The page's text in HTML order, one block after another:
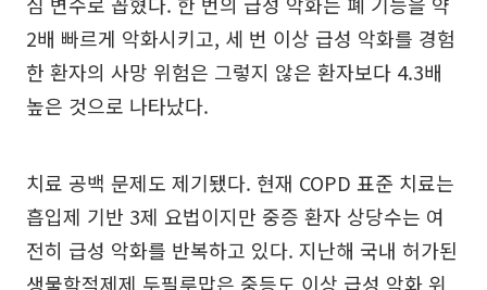
2배 빠르게 악화시키고, 세 번 이상 급성 악화를 경험
한 환자의 사망 위험은 그렇지 않은 환자보다 4.3배
높은 것으로 나타났다.
치료 공백 문제도 제기됐다. 현재 COPD 표준 치료는
흡입제 기반 3제 요법이지만 중증 환자 상당수는 여
전히 급성 악화를 반복하고 있다. 지난해 국내 허가된
생물학적제제 두필루맙은 중등도 이상 급성 악화 위